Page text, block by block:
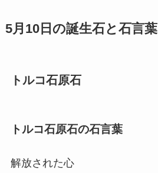
5月10日の誕生石と石言葉
トルコ石原石
トルコ石原石の石言葉
解放された心